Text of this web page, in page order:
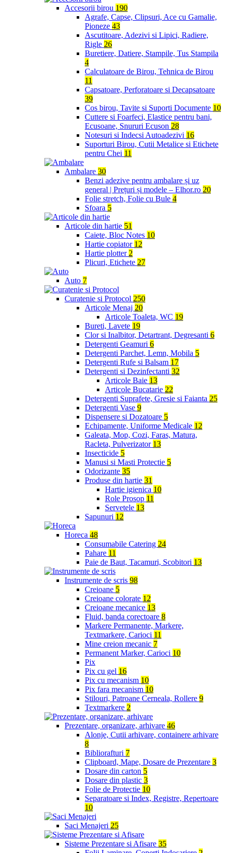
Accesorii birou 190
Agrafe, Capse, Clipsuri, Ace cu Gamalie,
Pioneze 43
Ascutitoare, Adezivi si Lipici, Radiere,
Rigle 26
Buretiere, Datiere, Stampile, Tus Stampila
4
Calculatoare de Birou, Tehnica de Birou
11
Capsatoare, Perforatoare si Decapsatoare
39
Cos birou, Tavite si Suporti Documente 10
Cuttere si Foarfeci, Elastice pentru bani,
Ecusoane, Snururi Ecuson 28
Notesuri si Indecsi Autoadezivi 16
Suporturi Birou, Cutii Metalice si Etichete
pentru Chei 11
Ambalare 30
Benzi adezive pentru ambalare și uz
general | Prețuri și modele – Elhor.ro 20
Folie stretch, Folie cu Bule 4
Sfoara 5
Articole din hartie 51
Caiete, Bloc Notes 10
Hartie copiator 12
Hartie plotter 2
Plicuri, Etichete 27
Auto 7
Curatenie si Protocol 250
Articole Menaj 20
Articole Toaleta, WC 19
Bureti, Lavete 19
Clor si Inalbitor, Detartrant, Degresanti 6
Detergenti Geamuri 6
Detergenti Parchet, Lemn, Mobila 5
Detergenti Rufe si Balsam 17
Detergenti si Dezinfectanti 32
Articole Baie 13
Articole Bucatarie 22
Detergenti Suprafete, Gresie si Faianta 25
Detergenti Vase 9
Dispensere si Dozatoare 5
Echipamente, Uniforme Medicale 12
Galeata, Mop, Cozi, Faras, Matura,
Racleta, Pulverizator 13
Insecticide 5
Manusi si Masti Protectie 5
Odorizante 35
Produse din hartie 31
Hartie igienica 10
Role Prosop 11
Servetele 13
Sapunuri 12
Horeca 48
Consumabile Catering 24
Pahare 11
Paie de Baut, Tacamuri, Scobitori 13
Instrumente de scris 98
Creioane 5
Creioane colorate 12
Creioane mecanice 13
Fluid, banda corectoare 8
Markere Permanente, Markere,
Textmarkere, Carioci 11
Mine creion mecanic 7
Permanent Marker, Carioci 10
Pix
Pix cu gel 16
Pix cu mecanism 10
Pix fara mecanism 10
Stilouri, Patroane Cerneala, Rollere 9
Textmarkere 2
Prezentare, organizare, arhivare 46
Alonje, Cutii arhivare, containere arhivare
8
Bibliorafturi 7
Clipboard, Mape, Dosare de Prezentare 3
Dosare din carton 5
Dosare din plastic 3
Folie de Protectie 10
Separatoare si Index, Registre, Repertoare
10
Saci Menajeri 25
Sisteme Prezentare si Afisare 35